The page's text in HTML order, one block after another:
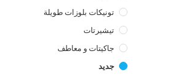
تونيكات بلوزات طويلة
تيشيرتات
جاكيتات و معاطف
جديد